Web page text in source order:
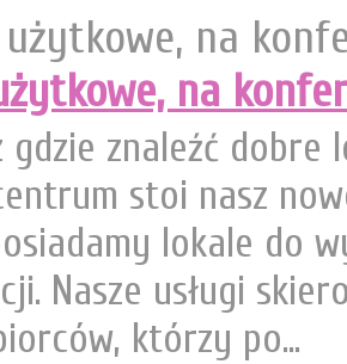
na
gdzie znaleźć
stoi nasz
lokale do
Nasze usługi
którzy po...